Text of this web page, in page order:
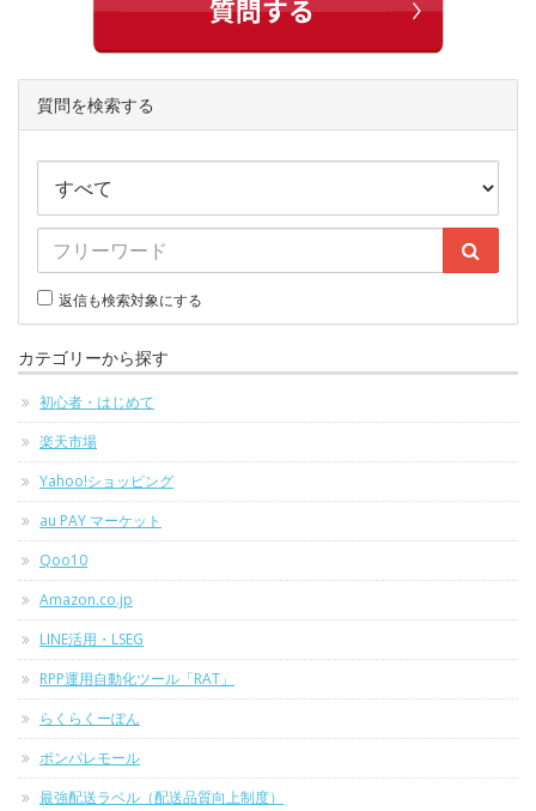
質問を検索する
返信も検索対象にする
カテゴリーから探す
初心者・はじめて
楽天市場
Yahoo!ショッピング
au PAY マーケット
Qoo10
Amazon.co.jp
LINE活用・LSEG
RPP運用自動化ツール「RAT」
らくらくーぽん
ポンパレモール
最強配送ラベル（配送品質向上制度）